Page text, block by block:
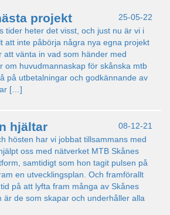
25-05-22
projekt
tider heter det visst, och just nu är vi i
att inte påbörja några nya egna projekt
att vänta in vad som händer med
om huvudmannaskap för skånska mtb
på utbetalningar och godkännande av
[…]
08-12-21
hjältar
hösten har vi jobbat tillsammans med
oss med nätverket MTB Skånes
samtidigt som hon tagit pulsen på
en utvecklingsplan. Och framförallt
på att lyfta fram många av Skånes
är de som skapar och underhåller alla